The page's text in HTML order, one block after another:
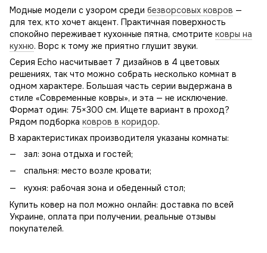
Модные модели с узором среди безворсовых ковров —
для тех, кто хочет акцент. Практичная поверхность
спокойно переживает кухонные пятна, смотрите ковры на
кухню. Ворс к тому же приятно глушит звуки.
Серия Echo насчитывает 7 дизайнов в 4 цветовых
решениях, так что можно собрать несколько комнат в
одном характере. Большая часть серии выдержана в
стиле «Современные ковры», и эта — не исключение.
Формат один: 75×300 см. Ищете вариант в проход?
Рядом подборка ковров в коридор.
В характеристиках производителя указаны комнаты:
зал: зона отдыха и гостей;
спальня: место возле кровати;
кухня: рабочая зона и обеденный стол;
Купить ковер на пол можно онлайн: доставка по всей
Украине, оплата при получении, реальные отзывы
покупателей.